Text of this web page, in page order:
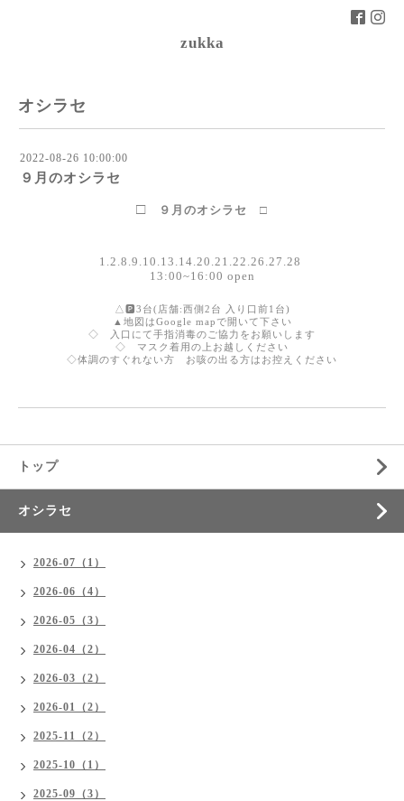
zukka
オシラセ
2022-08-26 10:00:00
９月のオシラセ
□ ９月のオシラセ □
1.2.8.9.10.13.14.20.21.22.26.27.28
13:00~16:00 open
△🅿︎3台(店舗:西側2台 入り口前1台)
▲地図はGoogle mapで開いて下さい
◇ 入口にて手指消毒のご協力をお願いします
◇ マスク着用の上お越しください
◇体調のすぐれない方 お咳の出る方はお控えください
トップ
オシラセ
2026-07（1）
2026-06（4）
2026-05（3）
2026-04（2）
2026-03（2）
2026-01（2）
2025-11（2）
2025-10（1）
2025-09（3）